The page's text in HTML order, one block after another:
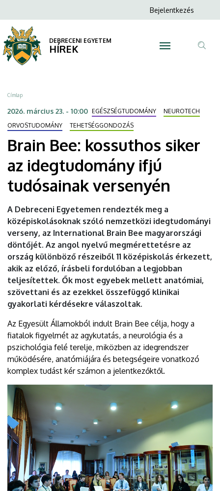
Bee:
kossuthos
siker
az
idegtudomány
ifjú
tudósainak
versenyén
DEBRECENI
EGYETEM
a
tartalomra
Anonim
menüje
Bejelentkezés
DEBRECENI EGYETEM
HÍREK
Morzsa
Címlap
2026. március 23. - 10:00 EGÉSZSÉGTUDOMÁNY
NEUROTECH
ORVOSTUDOMÁNY
TEHETSÉGGONDOZÁS
Brain Bee: kossuthos siker
az idegtudomány ifjú
tudósainak versenyén
A Debreceni Egyetemen rendezték meg a
középiskolásoknak szóló nemzetközi idegtudományi
verseny, az International Brain Bee magyarországi
döntőjét. Az angol nyelvű megmérettetésre az
ország különböző részeiből 11 középiskolás érkezett,
akik az előző, írásbeli fordulóban a legjobban
teljesítettek. Ők most egyebek mellett anatómiai,
szövettani és az ezekkel összefüggő klinikai
gyakorlati kérdésekre válaszoltak.
Az Egyesült Államokból indult Brain Bee célja, hogy a
fiatalok figyelmét az agykutatás, a neurológia és a
pszichológia felé terelje, miközben az idegrendszer
működésére, anatómiájára és betegségeire vonatkozó
komplex tudást kér számon a jelentkezőktől.